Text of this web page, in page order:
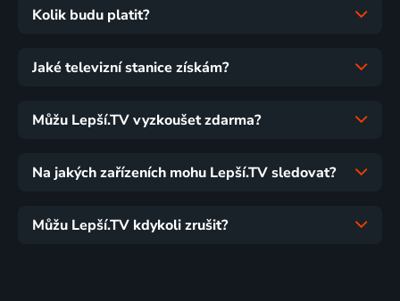
Kolik budu platit?
Jaké televizní stanice získám?
Můžu Lepší.TV vyzkoušet zdarma?
Na jakých zařízeních mohu Lepší.TV sledovat?
Můžu Lepší.TV kdykoli zrušit?